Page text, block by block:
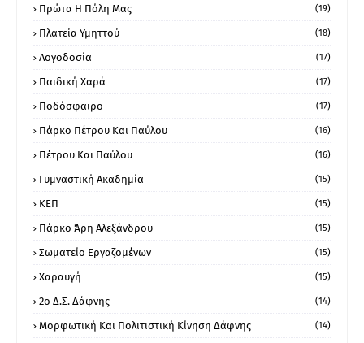
Πρώτα Η Πόλη Μας (19)
Πλατεία Υμηττού (18)
Λογοδοσία (17)
Παιδική Χαρά (17)
Ποδόσφαιρο (17)
Πάρκο Πέτρου Και Παύλου (16)
Πέτρου Και Παύλου (16)
Γυμναστική Ακαδημία (15)
ΚΕΠ (15)
Πάρκο Άρη Αλεξάνδρου (15)
Σωματείο Εργαζομένων (15)
Χαραυγή (15)
2ο Δ.Σ. Δάφνης (14)
Μορφωτική Και Πολιτιστική Κίνηση Δάφνης (14)